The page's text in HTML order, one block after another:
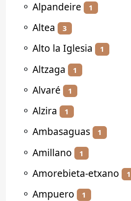
⚬ Alpandeire 1
⚬ Altea 3
⚬ Alto la Iglesia 1
⚬ Altzaga 1
⚬ Alvaré 1
⚬ Alzira 1
⚬ Ambasaguas 1
⚬ Amillano 1
⚬ Amorebieta-etxano 1
⚬ Ampuero 1